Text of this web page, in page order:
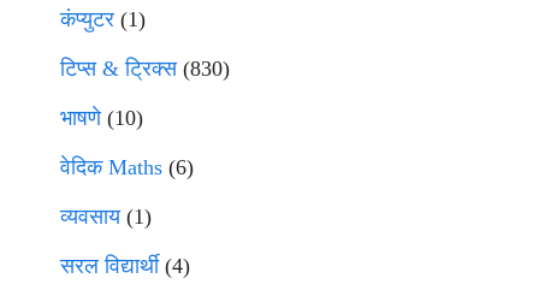
कंप्युटर (1)
टिप्स & ट्रिक्स(830)
भाषणे(10)
वेदिक Maths (6)
व्यवसाय(1)
सरल विद्यार्थी(4)